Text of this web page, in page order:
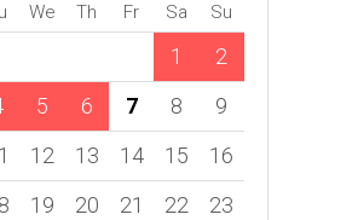
We Th Fr Sa Su
1
2
5 6 7 8
9
12 13 14 15
16
19 20 21 22
23